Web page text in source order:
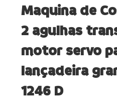
Maquina de
2 agulhas
motor servo
lançadeira
1246 D